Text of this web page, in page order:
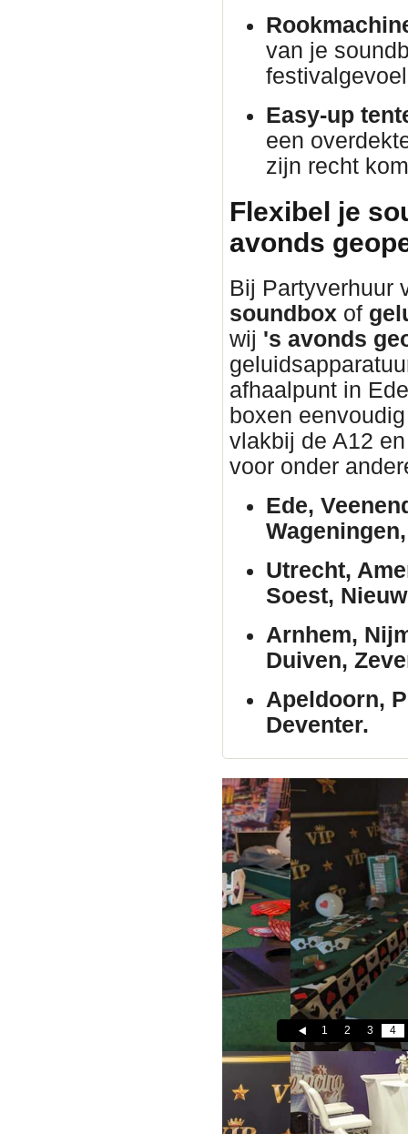
van je
Easy-up
een
zijn recht
Flexibel je
avonds
Bij Partyverhuur
soundbox of
wij 's avonds
afhaalpunt in
boxen
vlakbij de A12
voor onder
Ede,
Utrecht,
Soest,
Arnhem,
Duiven,
Apeldoorn,
Deventer.
1 2 3 4